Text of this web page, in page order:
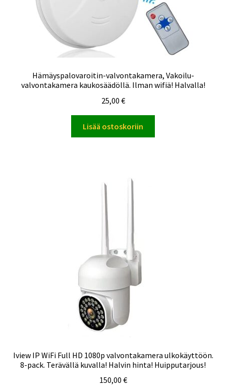
Hämäyspalovaroitin-valvontakamera, Vakoilu-
valvontakamera kaukosäädöllä. Ilman wifiä! Halvalla!
25,00 €
Lisää ostoskoriin
Iview IP WiFi Full HD 1080p valvontakamera ulkokäyttöön.
8-pack. Terävällä kuvalla! Halvin hinta! Huipputarjous!
150,00 €